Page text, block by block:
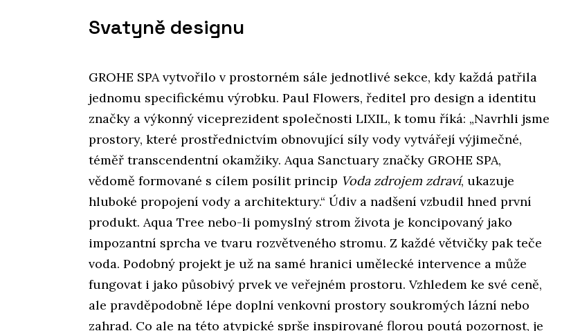
Svatyně designu
GROHE SPA vytvořilo v prostorném sále jednotlivé sekce, kdy každá patřila
jednomu specifickému výrobku. Paul Flowers, ředitel pro design a identitu
značky a výkonný viceprezident společnosti LIXIL, k tomu říká: „Navrhli jsme
prostory, které prostřednictvím obnovující síly vody vytvářejí výjimečné,
téměř transcendentní okamžiky. Aqua Sanctuary značky GROHE SPA,
vědomě formované s cílem posílit princip Voda zdrojem zdraví, ukazuje
hluboké propojení vody a architektury.“ Údiv a nadšení vzbudil hned první
produkt. Aqua Tree nebo-li pomyslný strom života je koncipovaný jako
impozantní sprcha ve tvaru rozvětveného stromu. Z každé větvičky pak teče
voda. Podobný projekt je už na samé hranici umělecké intervence a může
fungovat i jako působivý prvek ve veřejném prostoru. Vzhledem ke své ceně,
ale pravděpodobně lépe doplní venkovní prostory soukromých lázní nebo
zahrad. Co ale na této atypické sprše inspirované florou poutá pozornost, je